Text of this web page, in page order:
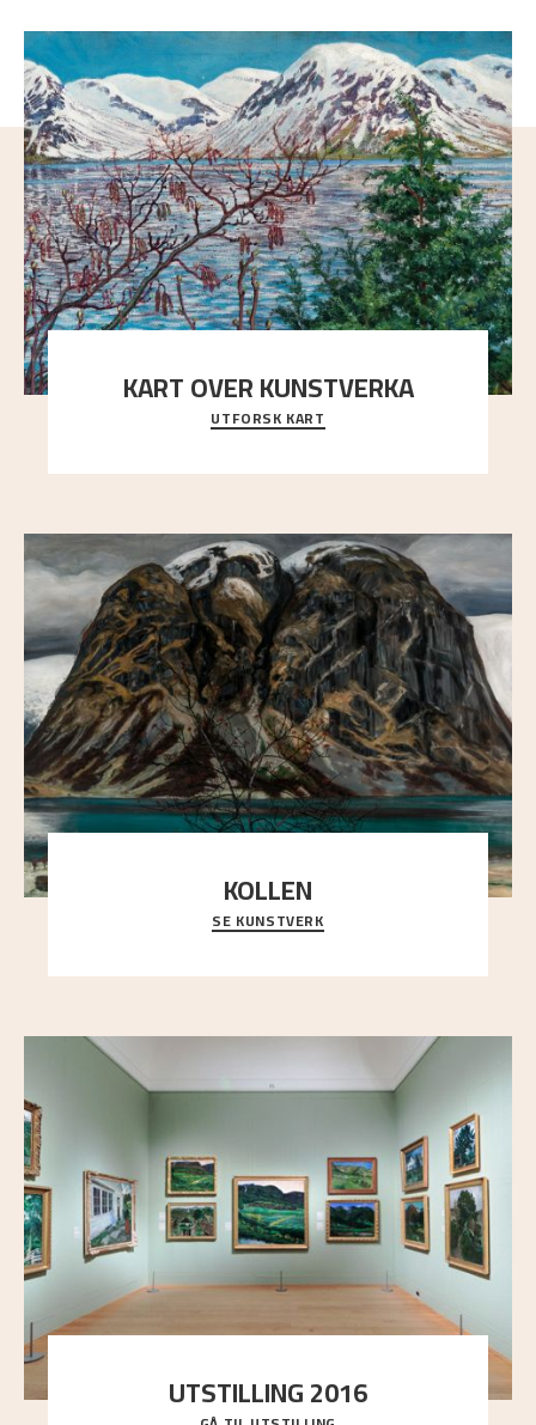
KART OVER KUNSTVERKA
Utforsk stedene og utsiktene i Astrups malerier
UTFORSK KART
KOLLEN
Et ruvende fjell dominerer bildeflaten, og står i
sterk kontrast til det spinkle rognetreet ute
SE KUNSTVERK
UTSTILLING 2016